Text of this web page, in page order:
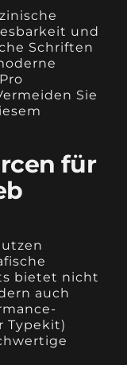
und
Schriften
Sie
für
bietet nicht
auch
Typekit)